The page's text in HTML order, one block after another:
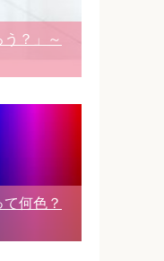
う？」～
何色？